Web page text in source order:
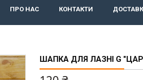
ПРО НАС КОНТАКТИ
ШАПКА ДЛЯ ЛАЗНІ G